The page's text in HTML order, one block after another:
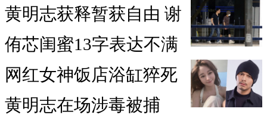
黄明志获释暂获自由 谢
侑芯闺蜜13字表达不满
网红女神饭店浴缸猝死
黄明志在场涉毒被捕